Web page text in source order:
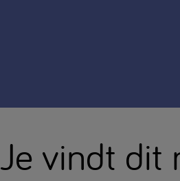
Je vindt dit